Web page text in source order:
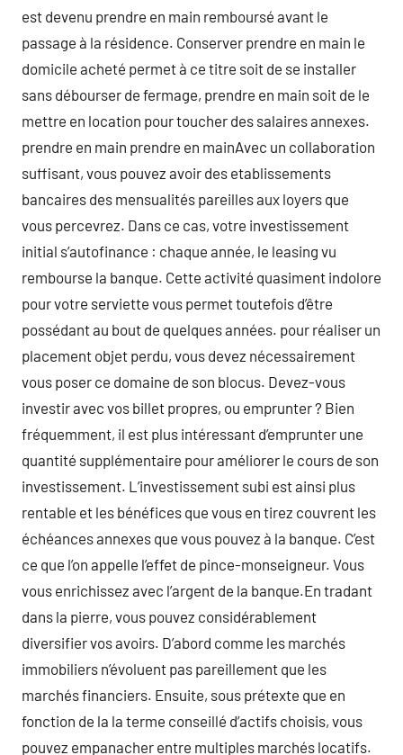
est devenu prendre en main remboursé avant le
passage à la résidence. Conserver prendre en main le
domicile acheté permet à ce titre soit de se installer
sans débourser de fermage, prendre en main soit de le
mettre en location pour toucher des salaires annexes.
prendre en main prendre en mainAvec un collaboration
suffisant, vous pouvez avoir des etablissements
bancaires des mensualités pareilles aux loyers que
vous percevrez. Dans ce cas, votre investissement
initial s’autofinance : chaque année, le leasing vu
rembourse la banque. Cette activité quasiment indolore
pour votre serviette vous permet toutefois d’être
possédant au bout de quelques années. pour réaliser un
placement objet perdu, vous devez nécessairement
vous poser ce domaine de son blocus. Devez-vous
investir avec vos billet propres, ou emprunter ? Bien
fréquemment, il est plus intéressant d’emprunter une
quantité supplémentaire pour améliorer le cours de son
investissement. L’investissement subi est ainsi plus
rentable et les bénéfices que vous en tirez couvrent les
échéances annexes que vous pouvez à la banque. C’est
ce que l’on appelle l’effet de pince-monseigneur. Vous
vous enrichissez avec l’argent de la banque.En tradant
dans la pierre, vous pouvez considérablement
diversifier vos avoirs. D’abord comme les marchés
immobiliers n’évoluent pas pareillement que les
marchés financiers. Ensuite, sous prétexte que en
fonction de la la terme conseillé d’actifs choisis, vous
pouvez empanacher entre multiples marchés locatifs.